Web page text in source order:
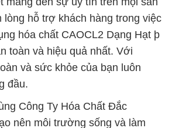
lòng hỗ trợ khách hàng trong việc
hóa chất CAOCL2 Dạng Hạt þ
toàn và hiệu quả nhất. Với
và sức khỏe của bạn luôn
đầu.
Công Ty Hóa Chất Đắc
nên môi trường sống và làm